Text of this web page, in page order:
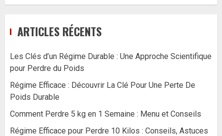
ARTICLES RÉCENTS
Les Clés d’un Régime Durable : Une Approche Scientifique
pour Perdre du Poids
Régime Efficace : Découvrir La Clé Pour Une Perte De
Poids Durable
Comment Perdre 5 kg en 1 Semaine : Menu et Conseils
Régime Efficace pour Perdre 10 Kilos : Conseils, Astuces